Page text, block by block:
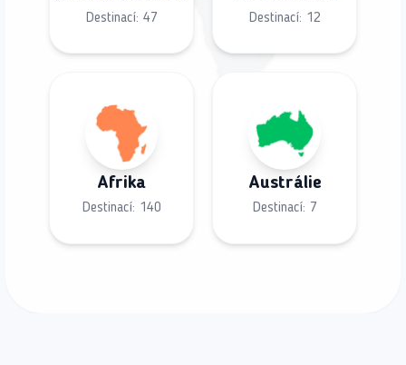
Destinací: 47 Destinací: 12
Afrika
Destinací: 140
Austrálie
Destinací: 7